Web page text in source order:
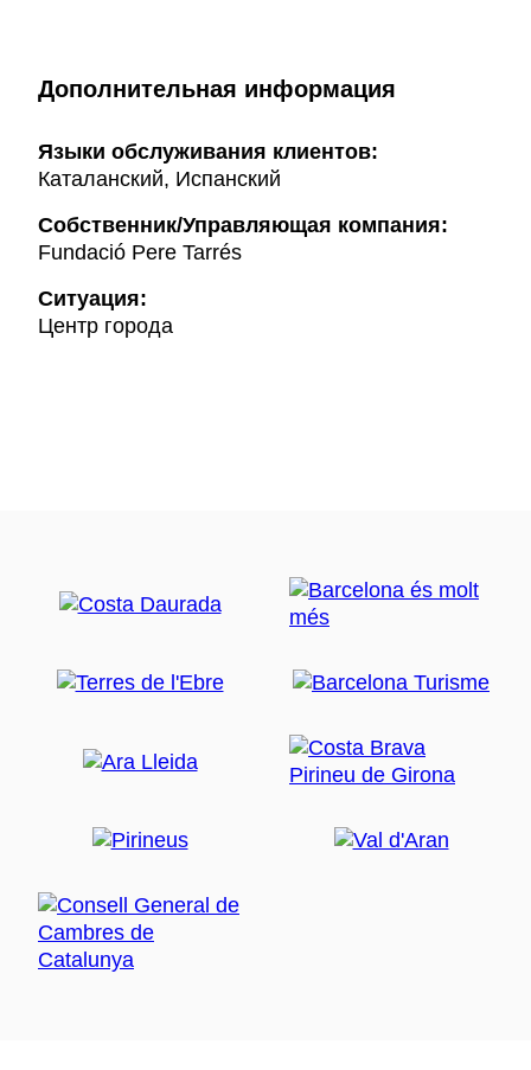
Дополнительная информация
Языки обслуживания клиентов:
Каталанский, Испанский
Собственник/Управляющая компания:
Fundació Pere Tarrés
Ситуация:
Центр города